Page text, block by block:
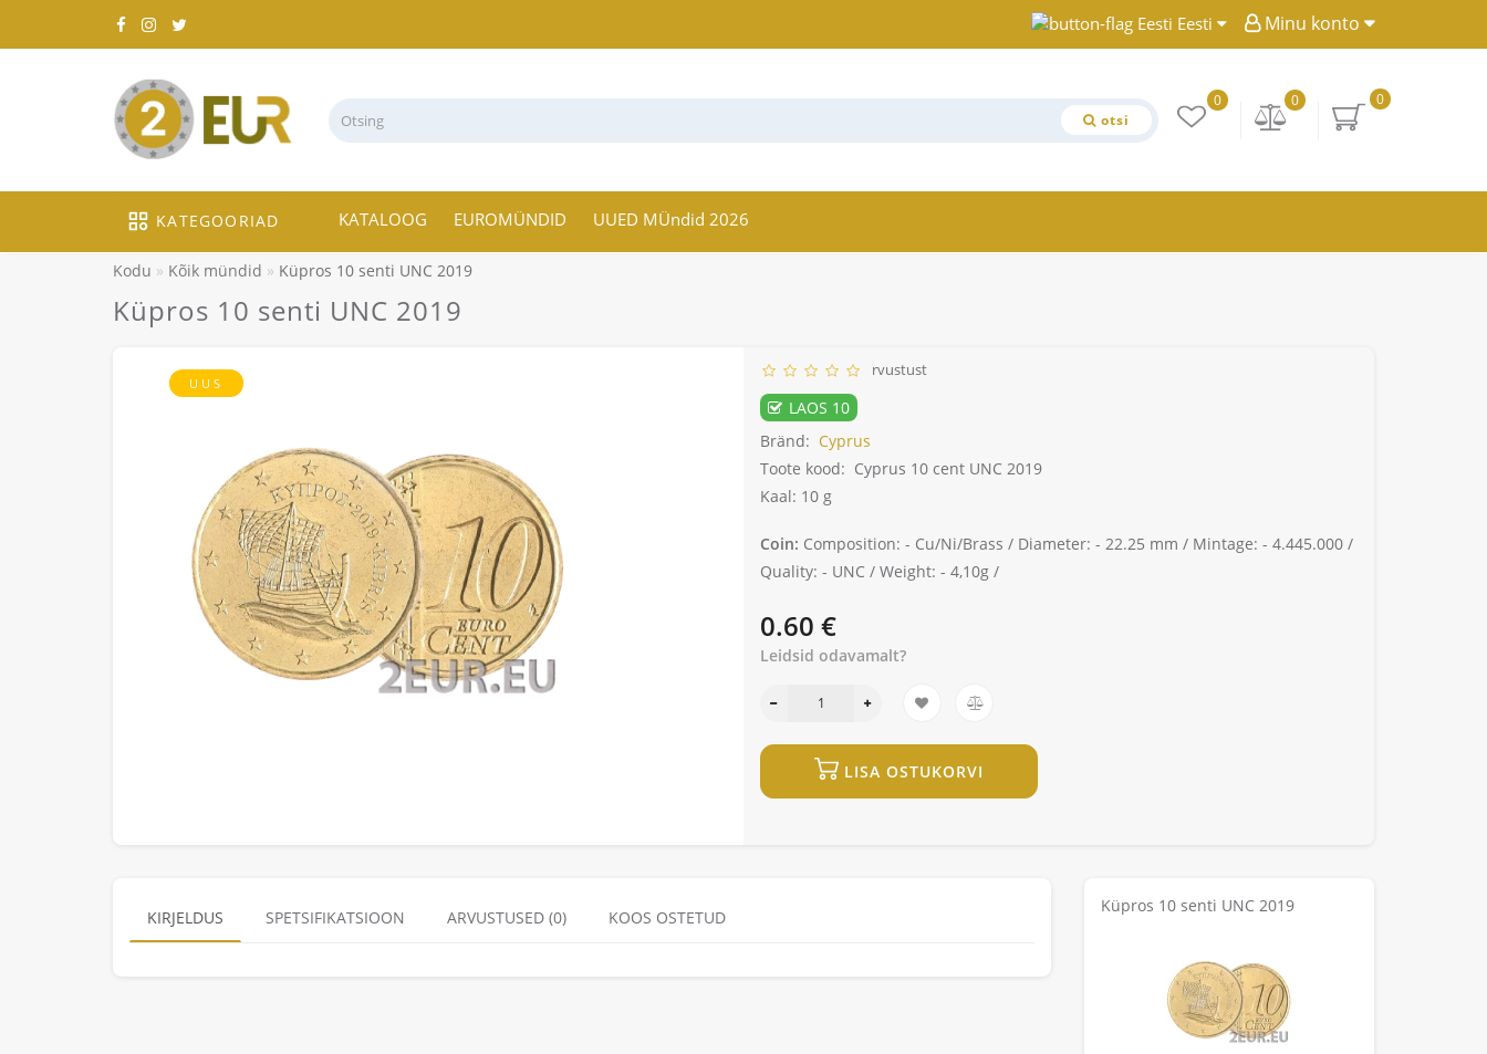
Minu konto
Eesti
otsi
0
0
0
KATEGOORIAD KATALOOG EUROMÜNDID UUED MÜndid 2026
Kodu Kõik mündid Küpros 10 senti UNC 2019
Küpros 10 senti UNC 2019
UUS
rvustust
LAOS 10
Bränd: Cyprus
Toote kood: Cyprus 10 cent UNC 2019
Kaal: 10 g
Coin: Composition: - Cu/Ni/Brass / Diameter: - 22.25 mm / Mintage: - 4.445.000 /
Quality: - UNC / Weight: - 4,10g /
0.60 €
Leidsid odavamalt?
LISA OSTUKORVI
KIRJELDUS SPETSIFIKATSIOON ARVUSTUSED (0) KOOS OSTETUD
Küpros 10 senti UNC 2019